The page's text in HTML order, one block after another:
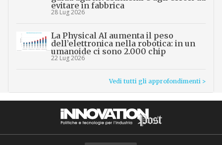
evitare in fabbrica
28 Lug 2026
La Physical AI aumenta il peso
dell’elettronica nella robotica: in un
umanoide ci sono 2.000 chip
22 Lug 2026
Vedi tutti gli approfondimenti >